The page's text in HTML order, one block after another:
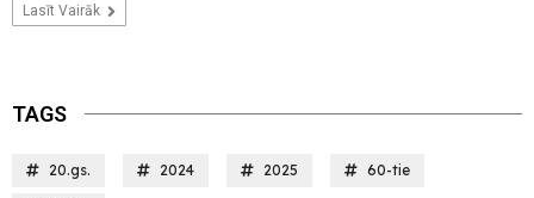
Lasīt Vairāk
TAGS
20.gs. 2024 2025 60-tie